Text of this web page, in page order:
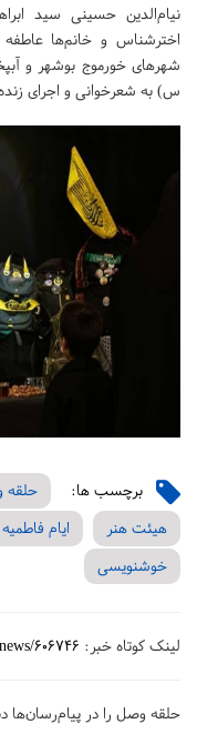
نیام‌الدین حسینی سید
اخترشناس و خانم‌ها عاطفه
شهرهای خورموج بوشهر و
س) به شعرخوانی و اجرای
برچسب ها:
هیئت هنر
ایام فاطمیه
خوشنویسی
لینک کوتاه خبر: 606746
حلقه وصل را در پیام‌رسان‌ها